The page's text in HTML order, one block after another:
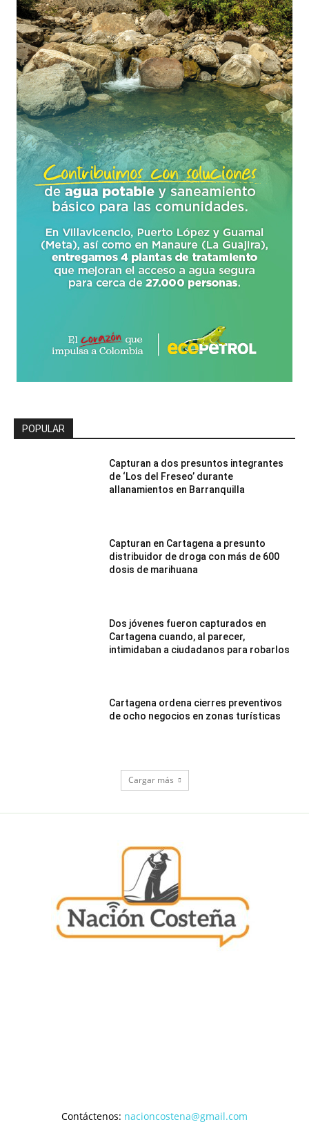
POPULAR
Capturan a dos presuntos integrantes
de ‘Los del Freseo’ durante
allanamientos en Barranquilla
Capturan en Cartagena a presunto
distribuidor de droga con más de 600
dosis de marihuana
Dos jóvenes fueron capturados en
Cartagena cuando, al parecer,
intimidaban a ciudadanos para robarlos
Cartagena ordena cierres preventivos
de ocho negocios en zonas turísticas
Cargar más
Contáctenos: nacioncostena@gmail.com